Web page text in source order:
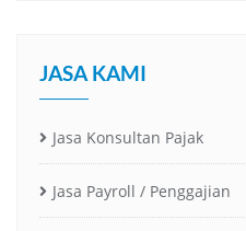
JASA KAMI
Jasa Konsultan Pajak
Jasa Payroll / Penggajian